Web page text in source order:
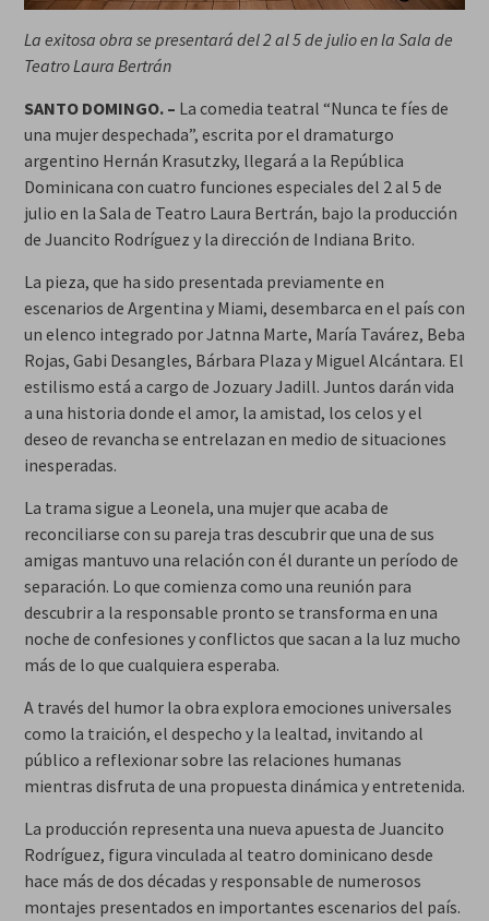
La exitosa obra se presentará del 2 al 5 de julio en la Sala de
Teatro Laura Bertrán
SANTO DOMINGO. – La comedia teatral “Nunca te fíes de
una mujer despechada”, escrita por el dramaturgo
argentino Hernán Krasutzky, llegará a la República
Dominicana con cuatro funciones especiales del 2 al 5 de
julio en la Sala de Teatro Laura Bertrán, bajo la producción
de Juancito Rodríguez y la dirección de Indiana Brito.
La pieza, que ha sido presentada previamente en
escenarios de Argentina y Miami, desembarca en el país con
un elenco integrado por Jatnna Marte, María Tavárez, Beba
Rojas, Gabi Desangles, Bárbara Plaza y Miguel Alcántara. El
estilismo está a cargo de Jozuary Jadill. Juntos darán vida
a una historia donde el amor, la amistad, los celos y el
deseo de revancha se entrelazan en medio de situaciones
inesperadas.
La trama sigue a Leonela, una mujer que acaba de
reconciliarse con su pareja tras descubrir que una de sus
amigas mantuvo una relación con él durante un período de
separación. Lo que comienza como una reunión para
descubrir a la responsable pronto se transforma en una
noche de confesiones y conflictos que sacan a la luz mucho
más de lo que cualquiera esperaba.
A través del humor la obra explora emociones universales
como la traición, el despecho y la lealtad, invitando al
público a reflexionar sobre las relaciones humanas
mientras disfruta de una propuesta dinámica y entretenida.
La producción representa una nueva apuesta de Juancito
Rodríguez, figura vinculada al teatro dominicano desde
hace más de dos décadas y responsable de numerosos
montajes presentados en importantes escenarios del país.